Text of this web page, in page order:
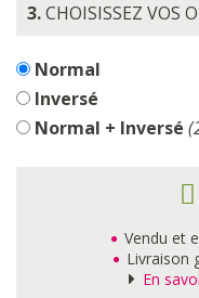
3.CHOISISSEZ VOS
Normal
Inversé
Normal + Inversé
Vendu et
Livraison
En